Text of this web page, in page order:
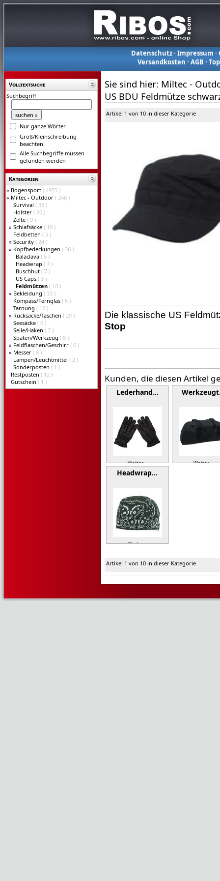
Datenschutz· Impressum ·
Versandkosten ·AGB ·
Volltextsuche
Suchbegriff
Nur ganze Wörter
Groß/Kleinschreibung
beachten
Alle Suchbegriffe müssen
gefunden werden
Kategorien
» Bogensport ( 4955 )
» Miltec - Outdoor ( 248 )
Survival ( 33 )
Holster ( 20 )
Zelte ( 9 )
» Schlafsäcke ( 10 )
Feldbetten ( 5 )
» Security ( 24 )
» Kopfbedeckungen ( 36 )
Balaclava ( 5 )
Headwrap ( 7 )
Buschhut ( 7 )
US Caps ( 3 )
Feldmützen ( 10 )
» Bekleidung ( 33 )
Kompass/Fernglas ( 5 )
Tarnung ( 12 )
» Rucksäcke/Taschen ( 29 )
Seesäcke ( 0 )
Seile/Haken ( 7 )
Spaten/Werkzeug ( 8 )
» Feldflaschen/Geschirr ( 6 )
» Messer ( 8 )
Lampen/Leuchtmittel ( 2 )
Sonderposten ( 1 )
Restposten ( 12 )
Gutschein ( 1 )
Sie sind hier: Miltec -
US BDU Feldmütze
Artikel 1 von 10 in dieser Kategorie
Die klassische US
Stop
Kunden, die diesen Artikel
Lederhand…
Weiter » Weiter »
Headwrap…
Weiter »
Artikel 1 von 10 in dieser Kategorie